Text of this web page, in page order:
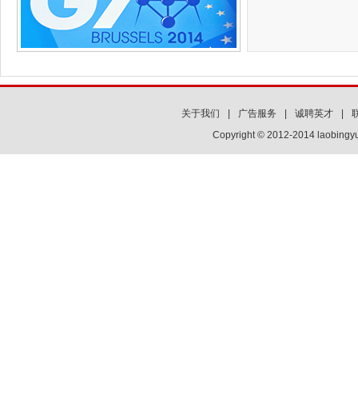
关于我们 广告服务 诚聘英才
Copyright © 2012-2014